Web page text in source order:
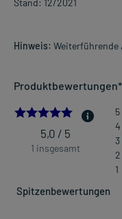
Stand: 12/2021
Hinweis: Weiterführende
5.0
5,0 / 5
1 insgesamt
5
4
3
2
1